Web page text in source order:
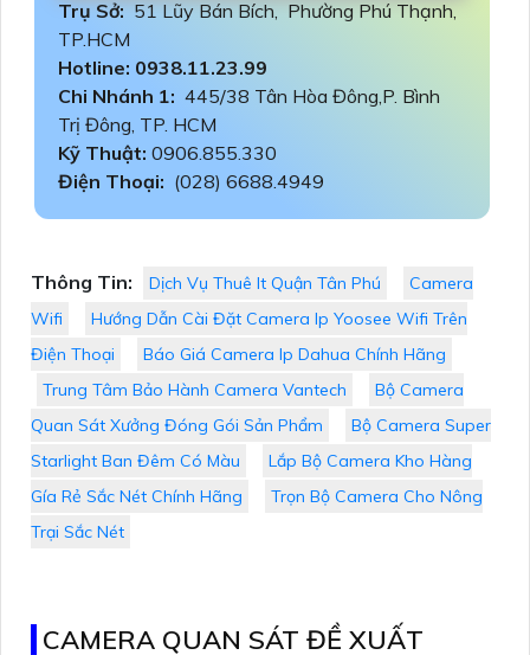
Trụ Sở:51 Lũy Bán Bích, Phường Phú Thạnh,
TP.HCM
Hotline: 0938.11.23.99
Chi Nhánh 1: 445/38 Tân Hòa Đông,P. Bình
Trị Đông, TP. HCM
Kỹ Thuật: 0906.855.330
Điện Thoại: (028) 6688.4949
Thông Tin: Dịch Vụ Thuê It Quận Tân Phú
Camera
Wifi
Hướng Dẫn Cài Đặt Camera Ip Yoosee Wifi Trên
Điện Thoại
Báo Giá Camera Ip Dahua Chính Hãng
Trung Tâm Bảo Hành Camera Vantech
Bộ Camera
Quan Sát Xưởng Đóng Gói Sản Phẩm
Bộ Camera Super
Starlight Ban Đêm Có Màu
Lắp Bộ Camera Kho Hàng
Gía Rẻ Sắc Nét Chính Hãng
Trọn Bộ Camera Cho Nông
Trại Sắc Nét
CAMERA QUAN SÁT ĐỀ XUẤT